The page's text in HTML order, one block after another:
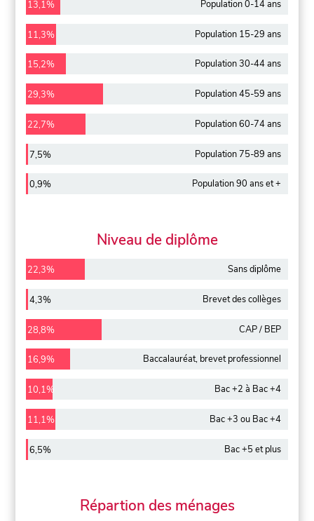
13,1% Population 0-14 ans
11,3% Population 15-29 ans
15,2% Population 30-44 ans
29,3% Population 45-59 ans
22,7% Population 60-74 ans
7,5% Population 75-89 ans
0,9% Population 90 ans et +
Niveau de diplôme
22,3% Sans diplôme
4,3% Brevet des collèges
28,8% CAP / BEP
16,9% Baccalauréat, brevet professionnel
10,1% Bac +2 à Bac +4
11,1% Bac +3 ou Bac +4
6,5% Bac +5 et plus
Répartion des ménages